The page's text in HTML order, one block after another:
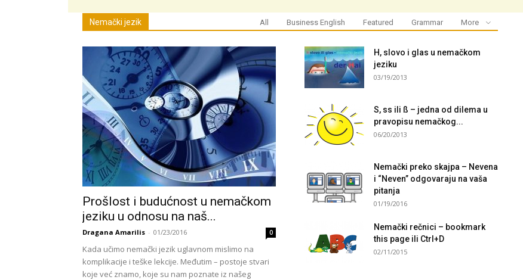
Nemački jezik All Business English Featured Grammar More
Prošlost i budućnost u nemačkom
jeziku u odnosu na naš...
Dragana Amarilis - 01/23/2016 0
Kada učimo nemački jezik uglavnom mislimo na
komplikacije i teške lekcije. Međutim – postoje stvari
koje već znamo, koje su nam poznate iz našeg
H, slovo i glas u nemačkom
jeziku
03/19/2013
S, ss ili ß – jedna od dilema u
pravopisu nemačkog...
06/20/2013
Nemački preko skajpa – Nevena
i “Neven” odgovaraju na vaša
pitanja
01/19/2016
Nemački rečnici – bookmark
this page ili Ctrl+D
02/11/2015